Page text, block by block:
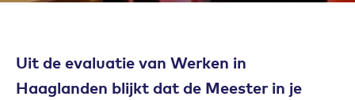
Uit de evaluatie van Werken in
Haaglanden blijkt dat de Meester in je